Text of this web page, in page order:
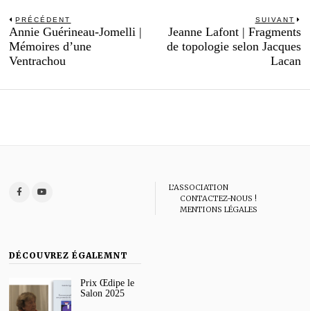
Navigation
de
l’article
PRÉCÉDENT
Previous
post:
Annie Guérineau-Jomelli |
Mémoires d’une
Ventrachou
SUIVANT
Jeanne Lafont | Fragments
de topologie selon Jacques
Lacan
L’ASSOCIATION
CONTACTEZ-NOUS !
MENTIONS LÉGALES
DÉCOUVREZ ÉGALEMNT
Prix Œdipe le
Salon 2025